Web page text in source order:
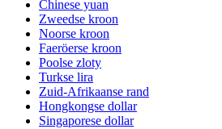
Chinese yuan
Zweedse kroon
Noorse kroon
Faeröerse kroon
Poolse zloty
Turkse lira
Zuid-Afrikaanse rand
Hongkongse dollar
Singaporese dollar